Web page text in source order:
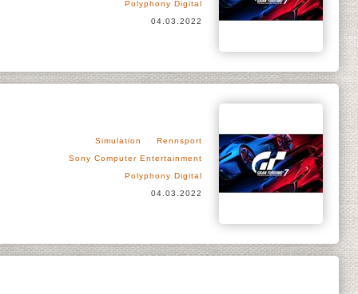
Polyphony Digital
04.03.2022
Simulation
Rennsport
Sony Computer Entertainment
Polyphony Digital
04.03.2022